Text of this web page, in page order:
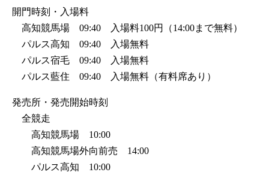
開門時刻・入場料
高知競馬場 09:40 入場料100円（14:00まで無料）
パルス高知 09:40 入場無料
パルス宿毛 09:40 入場無料
パルス藍住 09:40 入場無料（有料席あり）
発売所・発売開始時刻
全競走
高知競馬場 10:00
高知競馬場外向前売 14:00
パルス高知 10:00